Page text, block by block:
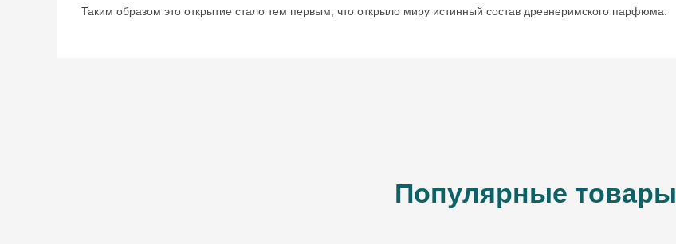
Таким образом это открытие стало тем первым, что открыло миру истинный состав древнеримского парфюма.
Популярные товары